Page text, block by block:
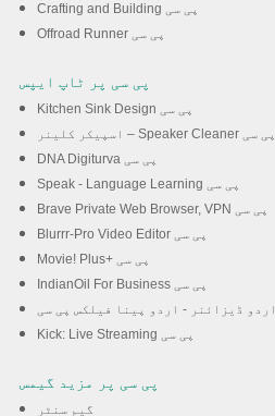
Crafting and Building پی سی
Offroad Runner پی سی
پی سی پر ٹاپ ایپس
Kitchen Sink Design پی سی
اسپیکر کلینر – Speaker Cleaner پی سی
DNA Digiturva پی سی
Speak - Language Learning پی سی
Brave Private Web Browser, VPN پی سی
Blurrr-Pro Video Editor پی سی
Movie! Plus+ پی سی
IndianOil For Business پی سی
اردو ڈیزائنر - اردو پینا فیلکس پی سی
Kick: Live Streaming پی سی
پی سی پر مزید گیمس
گیم سنٹر